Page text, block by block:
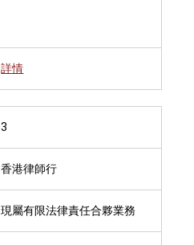
詳情
3
香港律師行
現屬有限法律責任合夥業務